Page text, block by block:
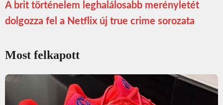
A brit történelem leghalálosabb merényletét
dolgozza fel a Netflix új true crime sorozata
Most felkapott